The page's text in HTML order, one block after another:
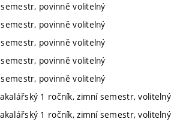
povinně volitelný
povinně volitelný
povinně volitelný
povinně volitelný
povinně volitelný
1 ročník, zimní semestr, volitelný
1 ročník, zimní semestr, volitelný